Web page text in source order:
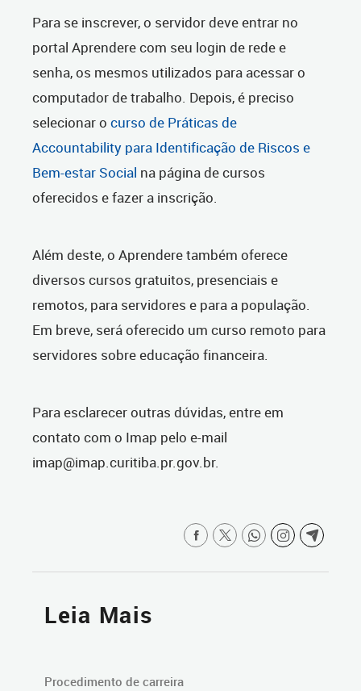
Para se inscrever, o servidor deve entrar no
portal Aprendere com seu login de rede e
senha, os mesmos utilizados para acessar o
computador de trabalho. Depois, é preciso
selecionar o curso de Práticas de
Accountability para Identificação de Riscos e
Bem-estar Social na página de cursos
oferecidos e fazer a inscrição.
Além deste, o Aprendere também oferece
diversos cursos gratuitos, presenciais e
remotos, para servidores e para a população.
Em breve, será oferecido um curso remoto para
servidores sobre educação financeira.
Para esclarecer outras dúvidas, entre em
contato com o Imap pelo e-mail
imap@imap.curitiba.pr.gov.br.
Leia Mais
Procedimento de carreira